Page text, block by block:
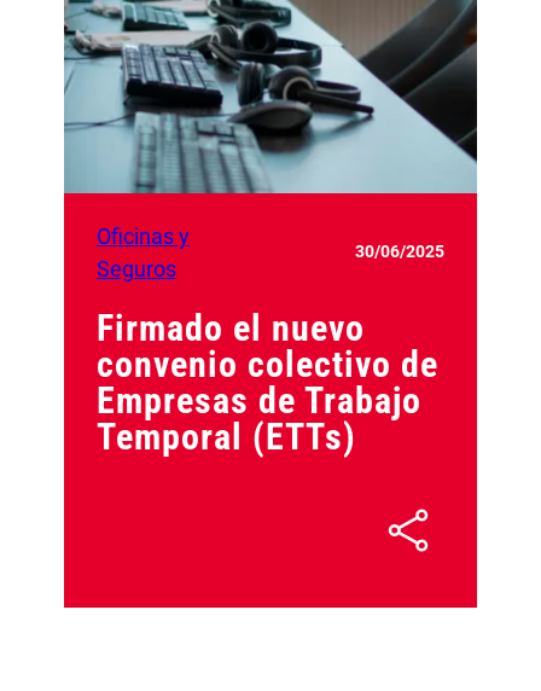
Oficinas y
Seguros
30/06/2025
Firmado el nuevo
convenio colectivo de
Empresas de Trabajo
Temporal (ETTs)